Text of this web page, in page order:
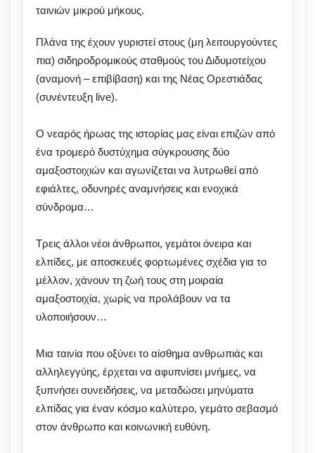
ταινιών μικρού μήκους.
Πλάνα της έχουν γυριστεί στους (μη λειτουργούντες
πια) σιδηροδρομικούς σταθμούς του Διδυμοτείχου
(αναμονή – επιβίβαση) και της Νέας Ορεστιάδας
(συνέντευξη live).
O νεαρός ήρωας της ιστορίας μας είναι επιζών από
ένα τρομερό δυστύχημα σύγκρουσης δύο
αμαξοστοιχιών και αγωνίζεται να λυτρωθεί από
εφιάλτες, οδυνηρές αναμνήσεις και ενοχικά
σύνδρομα…
Τρεις άλλοι νέοι άνθρωποι, γεμάτοι όνειρα και
ελπίδες, με αποσκευές φορτωμένες σχέδια για το
μέλλον, χάνουν τη ζωή τους στη μοιραία
αμαξοστοιχία, χωρίς να προλάβουν να τα
υλοποιήσουν…
Μια ταινία που οξύνει το αίσθημα ανθρωπιάς και
αλληλεγγύης, έρχεται να αφυπνίσει μνήμες, να
ξυπνήσει συνειδήσεις, να μεταδώσει μηνύματα
ελπίδας για έναν κόσμο καλύτερο, γεμάτο σεβασμό
στον άνθρωπο και κοινωνική ευθύνη.